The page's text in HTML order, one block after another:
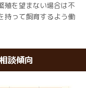
殖を望まない場合は不
持って飼育するよう働
談傾向